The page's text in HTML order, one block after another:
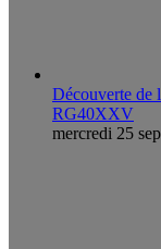
Découverte de
RG40XXV
mercredi 25